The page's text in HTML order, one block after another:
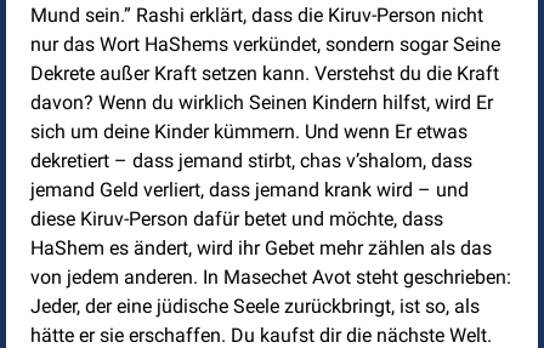
Mund sein.” Rashi erklärt, dass die Kiruv-Person nicht
nur das Wort HaShems verkündet, sondern sogar Seine
Dekrete außer Kraft setzen kann. Verstehst du die Kraft
davon? Wenn du wirklich Seinen Kindern hilfst, wird Er
sich um deine Kinder kümmern. Und wenn Er etwas
dekretiert – dass jemand stirbt, chas v’shalom, dass
jemand Geld verliert, dass jemand krank wird – und
diese Kiruv-Person dafür betet und möchte, dass
HaShem es ändert, wird ihr Gebet mehr zählen als das
von jedem anderen. In Masechet Avot steht geschrieben:
Jeder, der eine jüdische Seele zurückbringt, ist so, als
hätte er sie erschaffen. Du kaufst dir die nächste Welt.